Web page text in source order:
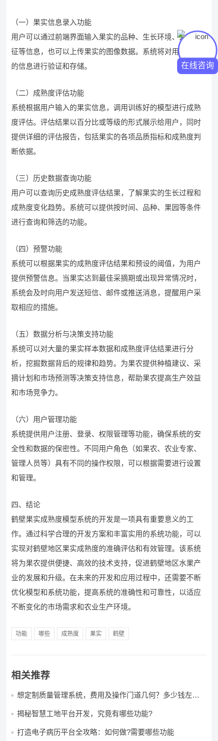
（一）果实信息录入功能
用户可以通过前端界面输入果实的品种、生长环境、外观特
征等信息，也可以上传果实的图像数据。系统将对用户输入
的信息进行验证和存储。
（二）成熟度评估功能
系统根据用户输入的果实信息，调用训练好的模型进行成熟
度评估。评估结果以百分比或等级的形式展示给用户，同时
提供详细的评估报告，包括果实的各项品质指标和成熟度判
断依据。
（三）历史数据查询功能
用户可以查询历史成熟度评估结果，了解果实的生长过程和
成熟度变化趋势。系统可以提供按时间、品种、果园等条件
进行查询和筛选的功能。
（四）预警功能
系统可以根据果实的成熟度评估结果和预设的阈值，为用户
提供预警信息。当果实达到最佳采摘期或出现异常情况时，
系统会及时向用户发送短信、邮件或推送消息，提醒用户采
取相应的措施。
（五）数据分析与决策支持功能
系统可以对大量的果实样本数据和成熟度评估结果进行分
析，挖掘数据背后的规律和趋势。为果农提供种植建议、采
摘计划和市场预测等决策支持信息，帮助果农提高生产效益
和市场竞争力。
（六）用户管理功能
系统提供用户注册、登录、权限管理等功能，确保系统的安
全性和数据的保密性。不同用户角色（如果农、农业专家、
管理人员等）具有不同的操作权限，可以根据需要进行设置
和管理。
四、结论
鹤壁果实成熟度模型系统的开发是一项具有重要意义的工
作。通过科学合理的开发方案和丰富实用的系统功能，可以
实现对鹤壁地区果实成熟度的准确评估和有效管理。该系统
将为果农提供便捷、高效的技术支持，促进鹤壁地区水果产
业的发展和升级。在未来的开发和应用过程中，还需要不断
优化模型和系统功能，提高系统的准确性和可靠性，以适应
不断变化的市场需求和农业生产环境。
功能 哪些 成熟度 果实 鹤壁
相关推荐
想定制质量管理系统，费用及操作门道几何？多少钱左右
揭秘智慧工地平台开发，究竟有哪些功能?
打造电子病历平台全攻略：如何做?需要哪些功能
在线咨询